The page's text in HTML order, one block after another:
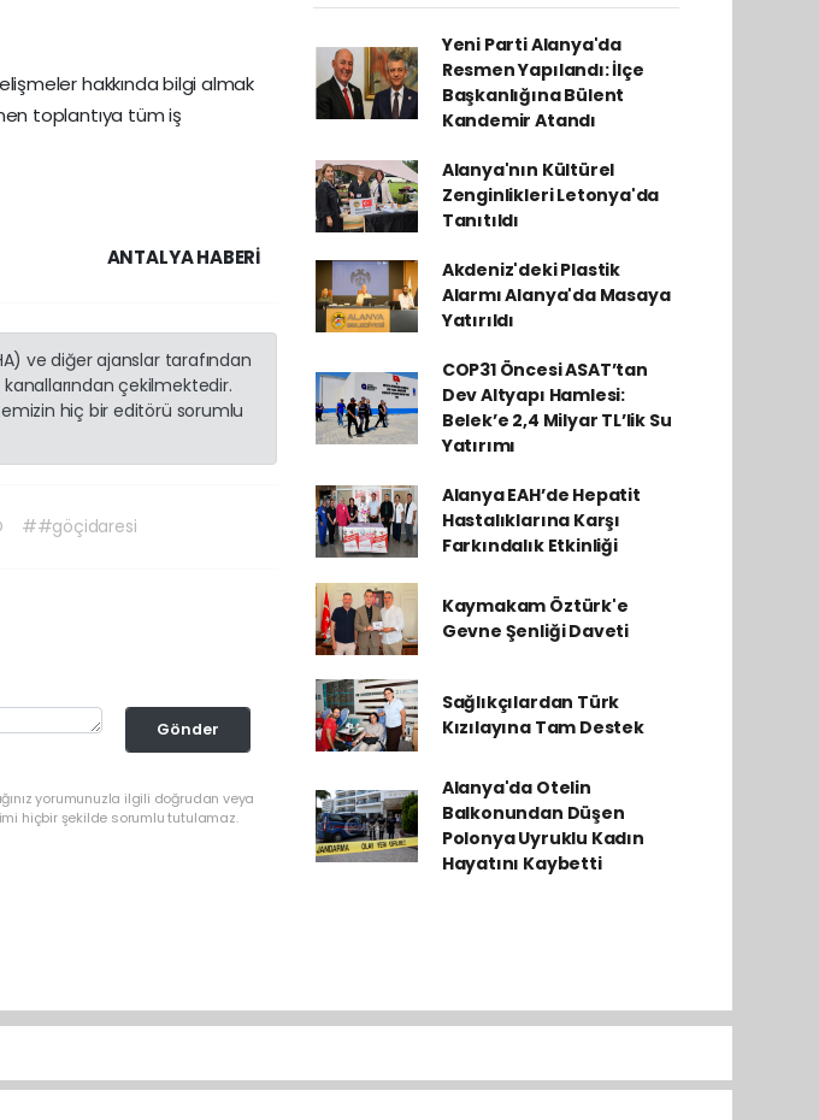
hakkında bilgi almak
toplantıya tüm iş
ANTALYA HABERİ
ve diğer ajanslar tarafından
çekilmektedir.
hiç bir editörü sorumlu
##göçidaresi
Gönder
yorumunuzla ilgili doğrudan veya
hiçbir şekilde sorumlu tutulamaz.
Yeni Parti Alanya'da
Resmen Yapılandı: İlçe
Başkanlığına Bülent
Kandemir Atandı
Alanya'nın Kültürel
Zenginlikleri Letonya'da
Tanıtıldı
Akdeniz'deki Plastik
Alarmı Alanya'da Masaya
Yatırıldı
COP31 Öncesi ASAT’tan
Dev Altyapı Hamlesi:
Belek’e 2,4 Milyar TL’lik Su
Yatırımı
Alanya EAH’de Hepatit
Hastalıklarına Karşı
Farkındalık Etkinliği
Kaymakam Öztürk'e
Gevne Şenliği Daveti
Sağlıkçılardan Türk
Kızılayına Tam Destek
Alanya'da Otelin
Balkonundan Düşen
Polonya Uyruklu Kadın
Hayatını Kaybetti